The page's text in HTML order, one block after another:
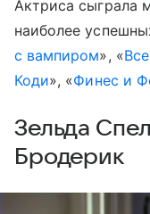
Актриса сыграла
наиболее
с вампиром», «
Коди», «Финес и
Зельда
Бродерик